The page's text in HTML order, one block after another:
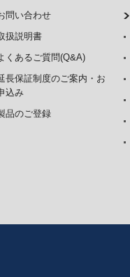
問い合わせ
扱説明書
くあるご質問(Q&A)
長保証制度のご案内・お
込み
品のご登録